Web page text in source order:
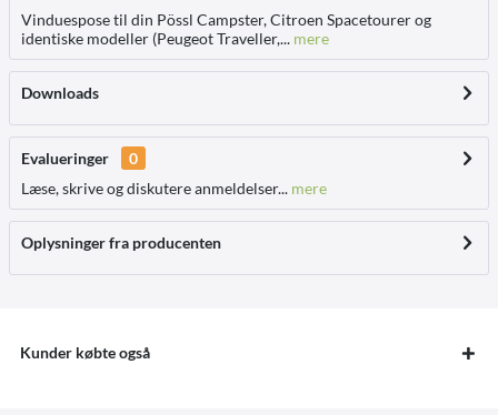
Vinduespose til din Pössl Campster, Citroen Spacetourer og
identiske modeller (Peugeot Traveller,... mere
Downloads
Evalueringer
0
Læse, skrive og diskutere anmeldelser... mere
Oplysninger fra producenten
Kunder købte også